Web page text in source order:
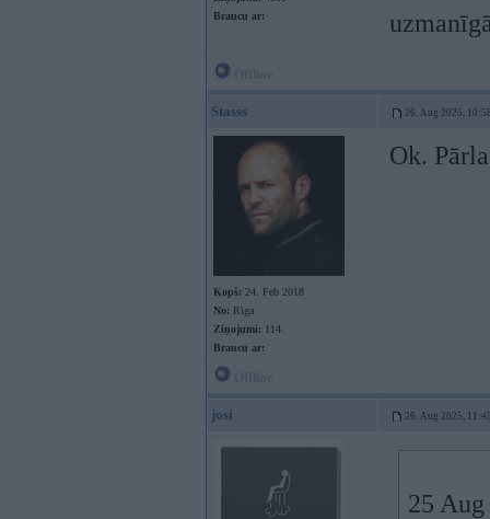
Braucu ar:
Stasss 26. Aug 2025,
Kopš: 24. Feb 2018
No: Rīga
Ziņojumi: 114
Braucu ar:
Ok.
josi 26. Aug 2025,
25